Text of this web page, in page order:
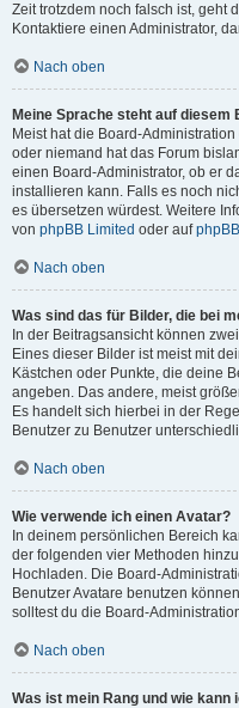
Zeit trotzdem noch falsch ist, geht
Kontaktiere einen Administrator,
Nach oben
Meine Sprache steht auf diesem
Meist hat die Board-
oder niemand hat das Forum
einen Board-Administrator, ob er
installieren kann. Falls es noch
es übersetzen würdest. Weitere
von phpBB Limited oder auf
Nach oben
Was sind das für Bilder, die bei
In der Beitragsansicht können
Eines dieser Bilder ist meist mit
Kästchen oder Punkte, die deine
angeben. Das andere, meist
Es handelt sich hierbei in der
Benutzer zu Benutzer
Nach oben
Wie verwende ich einen Avatar?
In deinem persönlichen Bereich
der folgenden vier Methoden
Hochladen. Die Board-
Benutzer Avatare benutzen
solltest du die Board-
Nach oben
Was ist mein Rang und wie kann